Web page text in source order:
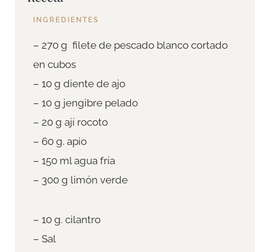
INGREDIENTES
– 270 g filete de pescado blanco cortado
en cubos
– 10 g diente de ajo
– 10 g jengibre pelado
– 20 g ají rocoto
– 60 g. apio
– 150 ml agua fría
– 300 g limón verde
– 10 g. cilantro
– Sal